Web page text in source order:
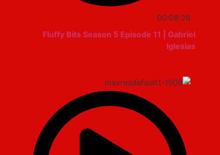
00:08:26
Fluffy Bits Season 5 Episode 11 | Gabriel
Iglesias